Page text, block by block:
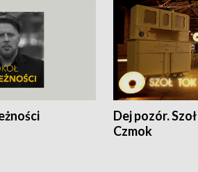
Dej pozór.
Czmok